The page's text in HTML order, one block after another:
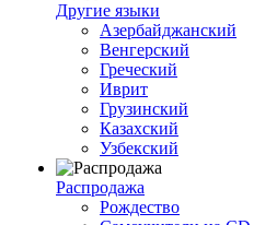
Другие языки
Азербайджанский
Венгерский
Греческий
Иврит
Грузинский
Казахский
Узбекский
Распродажа
Рождество